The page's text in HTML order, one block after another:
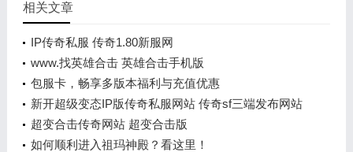
相关文章
IP传奇私服 传奇1.80新服网
www.找英雄合击 英雄合击手机版
包服卡，畅享多版本福利与充值优惠
新开超级变态IP版传奇私服网站 传奇sf三端发布网站
大全
超变合击传奇网站 超变合击版
如何顺利进入祖玛神殿？看这里！